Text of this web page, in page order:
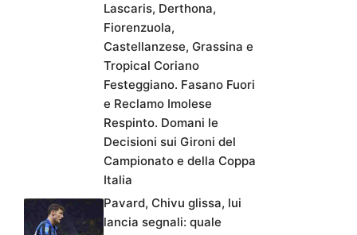
Lascaris, Derthona,
Fiorenzuola,
Castellanzese, Grassina e
Tropical Coriano
Festeggiano. Fasano Fuori
e Reclamo Imolese
Respinto. Domani le
Decisioni sui Gironi del
Campionato e della Coppa
Italia
Pavard, Chivu glissa, lui
lancia segnali: quale